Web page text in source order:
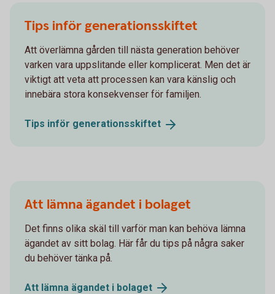
Tips inför generationsskiftet
Att överlämna gården till nästa generation behöver
varken vara uppslitande eller komplicerat. Men det är
viktigt att veta att processen kan vara känslig och
innebära stora konsekvenser för familjen.
Tips inför generations­skiftet
Att lämna ägandet i bolaget
Det finns olika skäl till varför man kan behöva lämna
ägandet av sitt bolag. Här får du tips på några saker
du behöver tänka på.
Att lämna ägandet i bolaget